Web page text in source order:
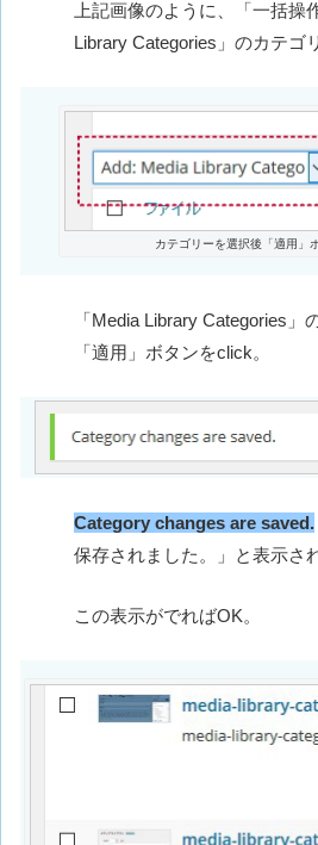
上記画像のように、「一括操
Library Categories」のカテゴ
カテゴリーを選択後「適用」
「Media Library Categories」
「適用」ボタンをclick。
Category changes are saved.
保存されました。
」と表示さ
この表示がでればOK。